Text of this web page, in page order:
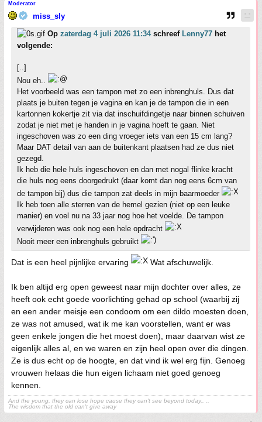
Moderator
miss_sly
Op zaterdag 4 juli 2026 11:34schreef Lenny77 het
volgende:
[..]
Nou eh..
Het voorbeeld was een tampon met zo een inbrenghuls. Dus dat
plaats je buiten tegen je vagina en kan je de tampon die in een
kartonnen kokertje zit via dat inschuifdingetje naar binnen schuiven
zodat je niet met je handen in je vagina hoeft te gaan. Niet
ingeschoven was zo een ding vroeger iets van een 15 cm lang?
Maar DAT detail van aan de buitenkant plaatsen had ze dus niet
gezegd.
Ik heb die hele huls ingeschoven en dan met nogal flinke kracht
die huls nog eens doorgedrukt (daar komt dan nog eens 6cm van
de tampon bij) dus die tampon zat deels in mijn baarmoeder
Ik heb toen alle sterren van de hemel gezien (niet op een leuke
manier) en voel nu na 33 jaar nog hoe het voelde. De tampon
verwijderen was ook nog een hele opdracht
Nooit meer een inbrenghuls gebruikt
Dat is een heel pijnlijke ervaring Wat afschuwelijk.
Ik ben altijd erg open geweest naar mijn dochter over alles, ze
heeft ook echt goede voorlichting gehad op school (waarbij zij
en een ander meisje een condoom om een dildo moesten doen,
ze was not amused, wat ik me kan voorstellen, want er was
geen enkele jongen die het moest doen), maar daarvan wist ze
eigenlijk alles al, en we waren en zijn heel open over die dingen.
Ze is dus echt op de hoogte, en dat vind ik wel erg fijn. Genoeg
vrouwen helaas die hun eigen lichaam niet goed genoeg
kennen.
And the young, they can lose hope cause they can't see beyond today,. ..
The wisdom that the old can't give away